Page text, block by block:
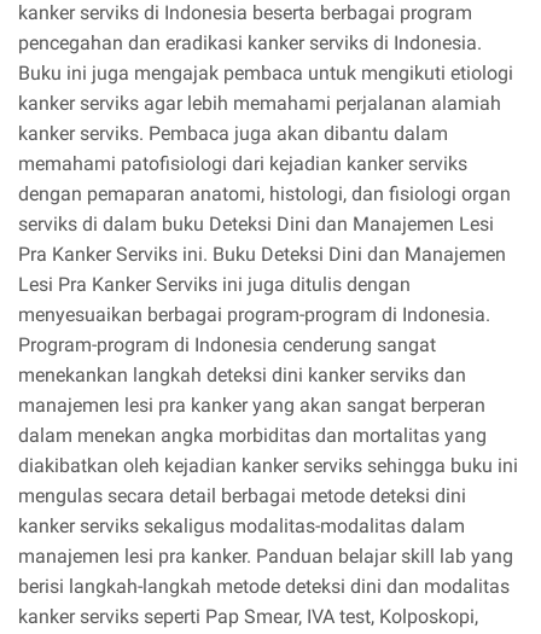
kanker serviks di Indonesia beserta berbagai program
pencegahan dan eradikasi kanker serviks di Indonesia.
Buku ini juga mengajak pembaca untuk mengikuti etiologi
kanker serviks agar lebih memahami perjalanan alamiah
kanker serviks. Pembaca juga akan dibantu dalam
memahami patofisiologi dari kejadian kanker serviks
dengan pemaparan anatomi, histologi, dan fisiologi organ
serviks di dalam buku Deteksi Dini dan Manajemen Lesi
Pra Kanker Serviks ini. Buku Deteksi Dini dan Manajemen
Lesi Pra Kanker Serviks ini juga ditulis dengan
menyesuaikan berbagai program-program di Indonesia.
Program-program di Indonesia cenderung sangat
menekankan langkah deteksi dini kanker serviks dan
manajemen lesi pra kanker yang akan sangat berperan
dalam menekan angka morbiditas dan mortalitas yang
diakibatkan oleh kejadian kanker serviks sehingga buku ini
mengulas secara detail berbagai metode deteksi dini
kanker serviks sekaligus modalitas-modalitas dalam
manajemen lesi pra kanker. Panduan belajar skill lab yang
berisi langkah-langkah metode deteksi dini dan modalitas
kanker serviks seperti Pap Smear, IVA test, Kolposkopi,